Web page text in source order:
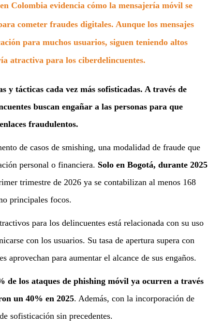
en Colombia evidencia cómo la mensajería móvil se
cometer fraudes digitales. Aunque los mensajes
para muchos usuarios, siguen teniendo altos
atractiva para los ciberdelincuentes.
y tácticas cada vez más sofisticadas. A través de
buscan engañar a las personas para que
fraudulentos.
de casos de smishing, una modalidad de fraude que
personal o financiera. Solo en Bogotá, durante 2025
trimestre de 2026 ya se contabilizan al menos 168
principales focos.
para los delincuentes está relacionada con su uso
con los usuarios. Su tasa de apertura supera con
para aumentar el alcance de sus engaños.
de los ataques de phishing móvil ya ocurren a través
un 40% en 2025. Además, con la incorporación de
sofisticación sin precedentes.